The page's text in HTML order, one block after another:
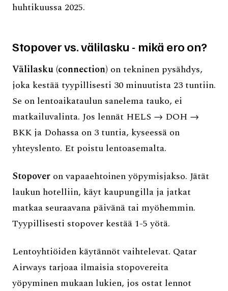
huhtikuussa 2025.
Stopover vs. välilasku - mikä ero on?
Välilasku (connection) on tekninen pysähdys,
joka kestää tyypillisesti 30 minuutista 23 tuntiin.
Se on lentoaikataulun sanelema tauko, ei
matkailuvalinta. Jos lennät HELS → DOH →
BKK ja Dohassa on 3 tuntia, kyseessä on
yhteyslento. Et poistu lentoasemalta.
Stopover on vapaaehtoinen yöpymisjakso. Jätät
laukun hotelliin, käyt kaupungilla ja jatkat
matkaa seuraavana päivänä tai myöhemmin.
Tyypillisesti stopover kestää 1-5 yötä.
Lentoyhtiöiden käytännöt vaihtelevat. Qatar
Airways tarjoaa ilmaisia stopovereita
yöpyminen mukaan lukien, jos ostat lennot